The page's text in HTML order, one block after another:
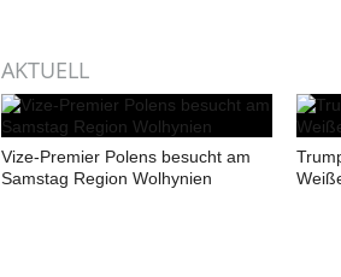
AKTUELL
Vize-Premier Polens besucht am
Samstag Region Wolhynien